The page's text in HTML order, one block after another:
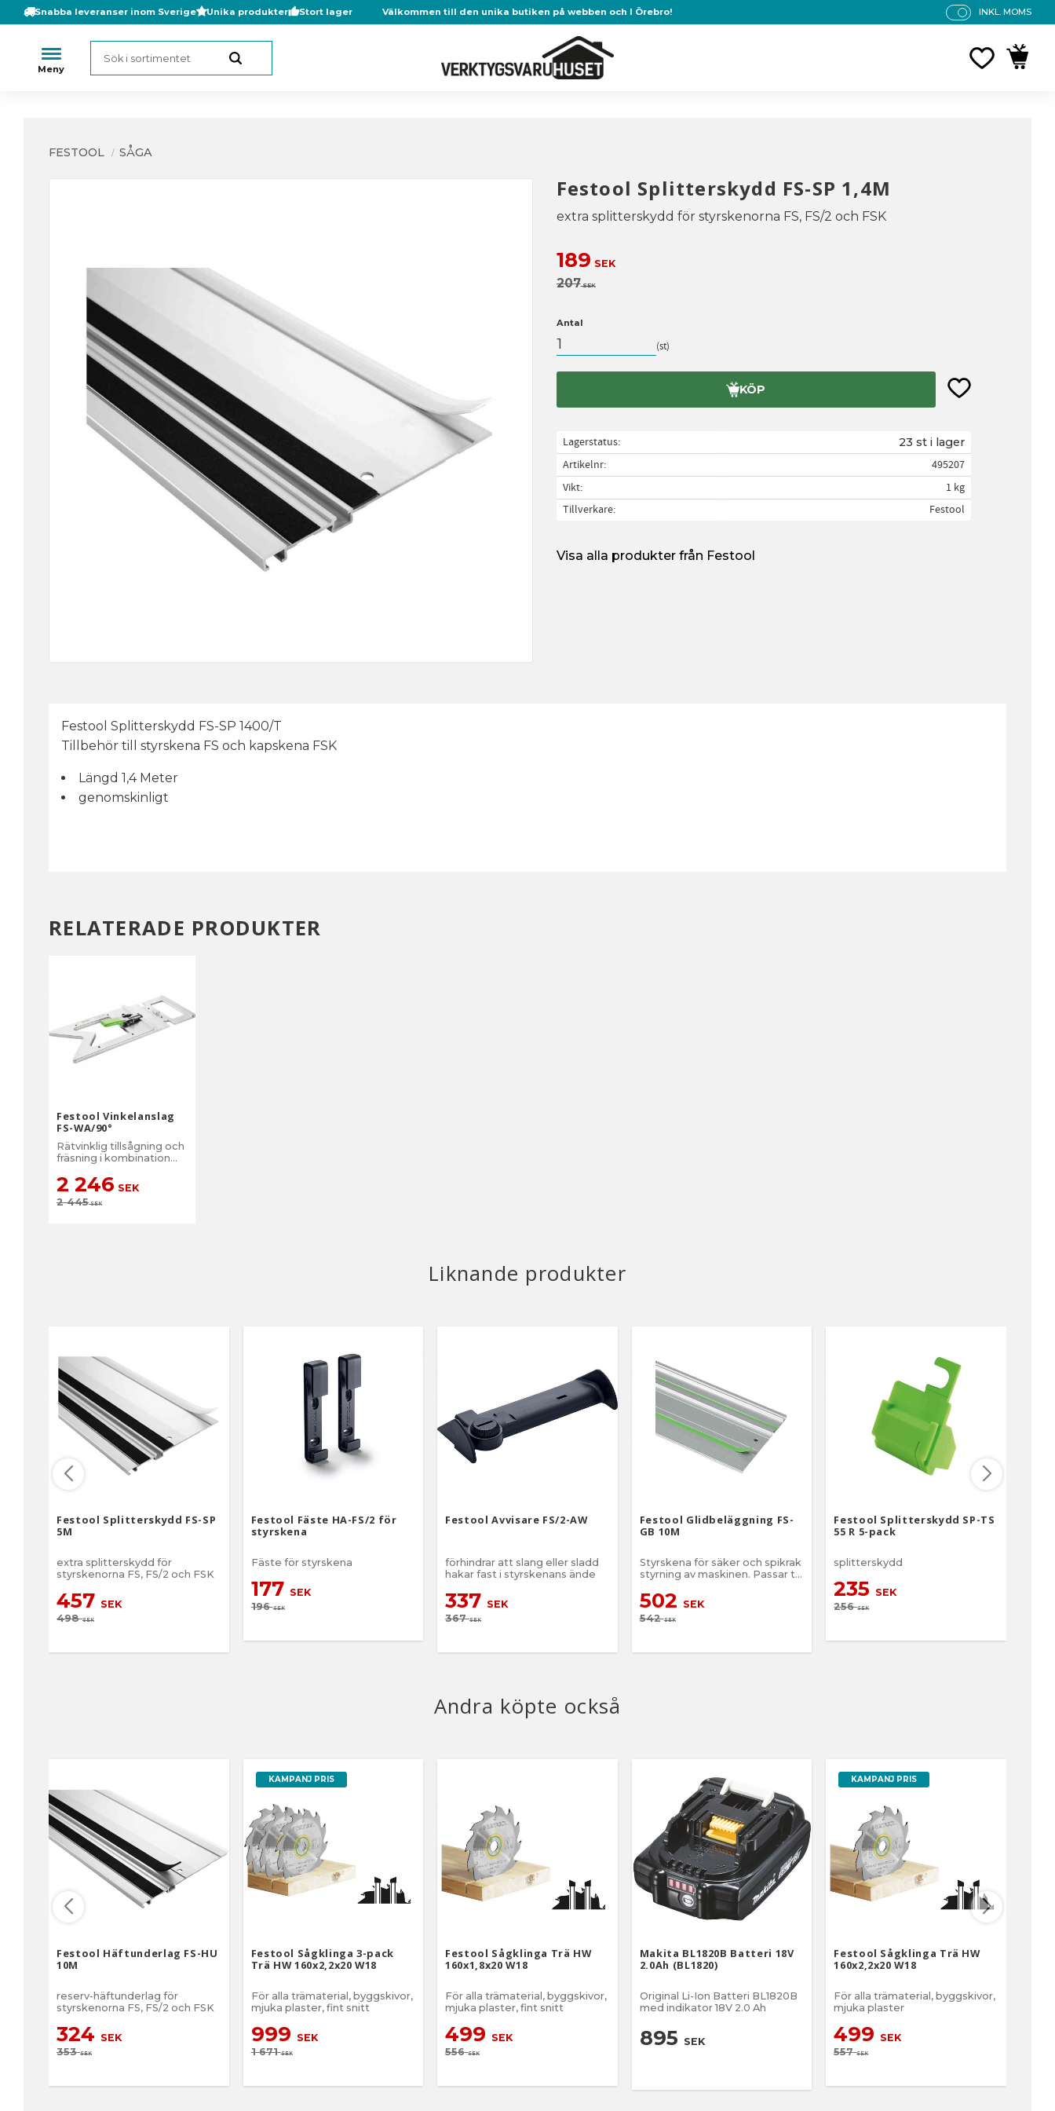
Snabba leveranser inom Sverige Unika produkter Stort lager Välkommen till den unika butiken på webben och I Örebro!
P
INKL. MOMS
FESTOOL SÅGA
Festool Splitterskydd FS-SP 1,4M
extra splitterskydd för styrskenorna FS, FS/2 och FSK
Nedsatt pris:
189 SEK
Ordinarie pris:
207SEK
Antal
st
KÖP Lägg till i
Lagerstatus 23 st i lager
Artikelnr
495207
Vikt
1 kg
Tillverkare
Festool
Visa alla produkter från Festool
Festool Splitterskydd FS-SP 1400/T
Tillbehör till styrskena FS och kapskena FSK
Längd 1,4 Meter
genomskinligt
RELATERADE PRODUKTER
Festool Vinkelanslag
FS-WA/90°
Rätvinklig tillsågning och
fräsning i kombination
2 246 SEK
2 445SEK
Liknande produkter
Festool Splitterskydd FS-SP
5M
extra splitterskydd för
styrskenorna FS, FS/2 och FSK
457 SEK
498SEK
Festool Fäste HA-FS/2 för
styrskena
Fäste för styrskena
177 SEK
196SEK
Festool Avvisare FS/2-AW
förhindrar att slang eller sladd
hakar fast i styrskenans ände
337 SEK
367SEK
Festool Glidbeläggning FS-
GB 10M
Styrskena för säker och spikrak
styrning av maskinen. Passar till
optimerade för styrskena.
502 SEK
542SEK
Festool Splitterskydd SP-TS
55 R 5-pack
splitterskydd
235 SEK
256SEK
Andra köpte också
Festool Häftunderlag FS-HU
10M
reserv-häftunderlag för
styrskenorna FS, FS/2 och FSK
324 SEK
353SEK
KAMPANJ PRIS
Festool Sågklinga 3-pack
Trä HW 160x2,2x20 W18
För alla trämaterial, byggskivor,
mjuka plaster, fint snitt
999 SEK
1 671SEK
Festool Sågklinga Trä HW
160x1,8x20 W18
För alla trämaterial, byggskivor,
mjuka plaster, fint snitt
499 SEK
556SEK
Makita BL1820B Batteri 18V
2.0Ah (BL1820)
Original Li-Ion Batteri BL1820B
med indikator 18V 2.0 Ah
895 SEK
KAMPANJ PRIS
Festool Sågklinga Trä HW
160x2,2x20 W18
För alla trämaterial, byggskivor,
mjuka plaster
499 SEK
557SEK